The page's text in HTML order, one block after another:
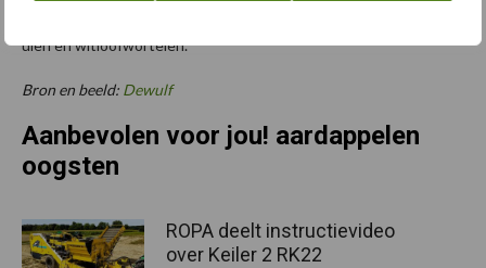
uien en witloofwortelen.
Bron en beeld: Dewulf
Aanbevolen voor jou! aardappelen
oogsten
ROPA deelt instructievideo
over Keiler 2 RK22